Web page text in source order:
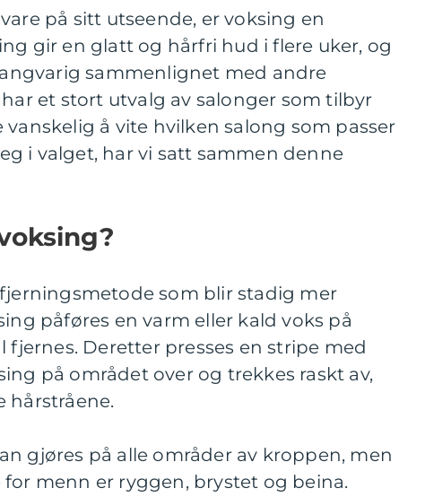
på sitt utseende, er voksing en
gir en glatt og hårfri hud i flere uker, og
sammenlignet med andre
et stort utvalg av salonger som tilbyr
å vite hvilken salong som passer
i valget, har vi satt sammen denne
som blir stadig mer
påføres en varm eller kald voks på
fjernes. Deretter presses en stripe med
på området over og trekkes raskt av,
hårstråene.
gjøres på alle områder av kroppen, men
menn er ryggen, brystet og beina.